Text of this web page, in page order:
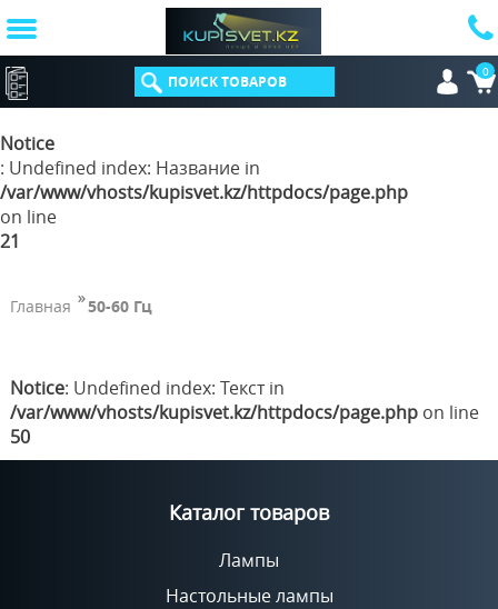
Notice
: Undefined index: Название in
/var/www/vhosts/kupisvet.kz/httpdocs/page.php
on line
21
КАТАЛОГ 0
Главная 50-60 Гц
Notice: Undefined index: Текст in
/var/www/vhosts/kupisvet.kz/httpdocs/page.phpon line
50
Каталог товаров
Лампы
Настольные лампы